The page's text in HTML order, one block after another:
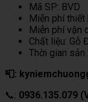
Mã SP: BVD
Miễn phí thiết
Miễn phí vận
Chất liệu: Gỗ
Thời gian sản
📮:
📞: 0936.135.079